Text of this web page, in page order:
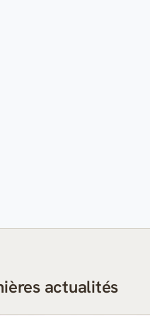
actualités